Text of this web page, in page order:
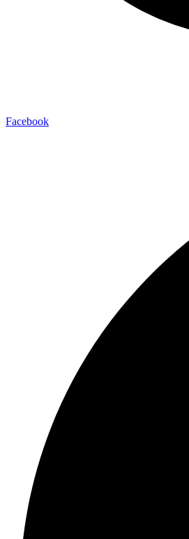
Facebook